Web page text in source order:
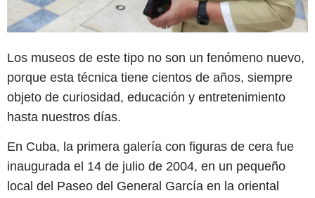
Los museos de este tipo no son un fenómeno nuevo,
porque esta técnica tiene cientos de años, siempre
objeto de curiosidad, educación y entretenimiento
hasta nuestros días.
En Cuba, la primera galería con figuras de cera fue
inaugurada el 14 de julio de 2004, en un pequeño
local del Paseo del General García en la oriental